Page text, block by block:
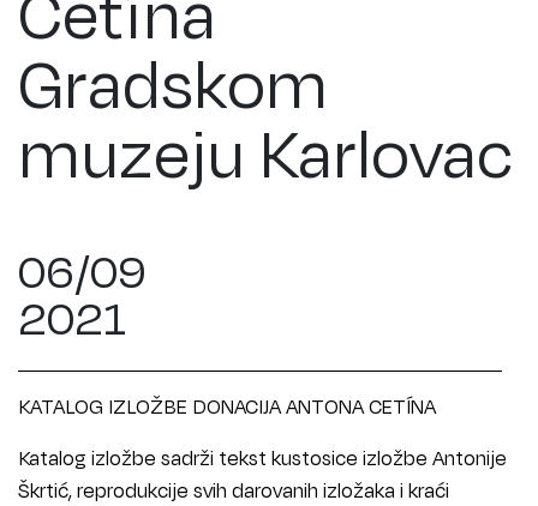
Gradskom
muzeju Karlovac
06/09
2021
KATALOG IZLOŽBE DONACIJA ANTONA CETÍNA
Katalog izložbe sadrži tekst kustosice izložbe Antonije
Škrtić, reprodukcije svih darovanih izložaka i kraći